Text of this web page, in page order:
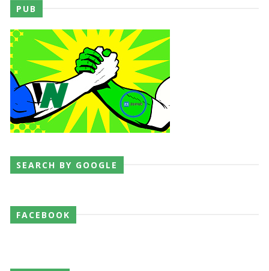
PUB
SEARCH BY GOOGLE
FACEBOOK